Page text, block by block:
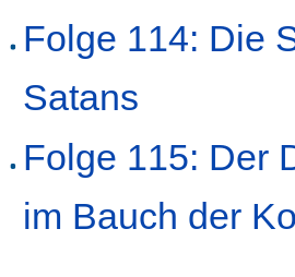
Folge 114: Die
Satans
Folge 115: Der
im Bauch der